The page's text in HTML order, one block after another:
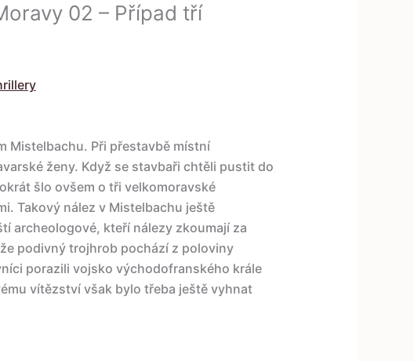
02 – Případ tří
Mistelbachu. Při přestavbě místní
ženy. Když se stavbaři chtěli pustit do
šlo ovšem o tři velkomoravské
Takový nález v Mistelbachu ještě
archeologové, kteří nálezy zkoumají za
podivný trojhrob pochází z poloviny
porazili vojsko východofranského krále
vítězství však bylo třeba ještě vyhnat